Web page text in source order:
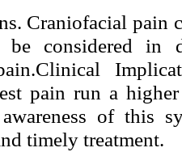
Craniofacial pain
considered in
pain run a
awareness of this
timely treatment.